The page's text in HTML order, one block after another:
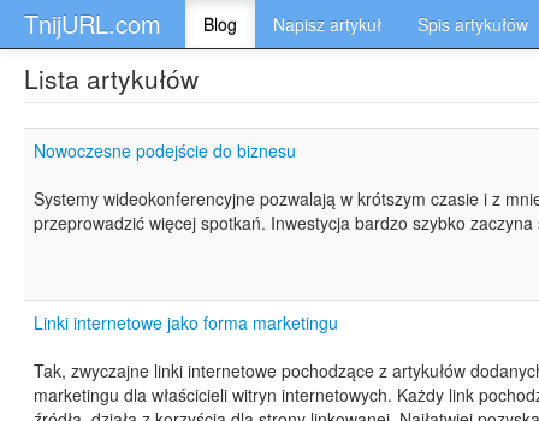
TnijURL.com Blog Napisz artykuł Spis artykułów
Lista artykułów
Nowoczesne podejście do biznesu
Systemy wideokonferencyjne pozwalają w krótszym czasie i z
przeprowadzić więcej spotkań. Inwestycja bardzo szybko zaczyna
Linki internetowe jako forma marketingu
Tak, zwyczajne linki internetowe pochodzące z artykułów
marketingu dla właścicieli witryn internetowych. Każdy link